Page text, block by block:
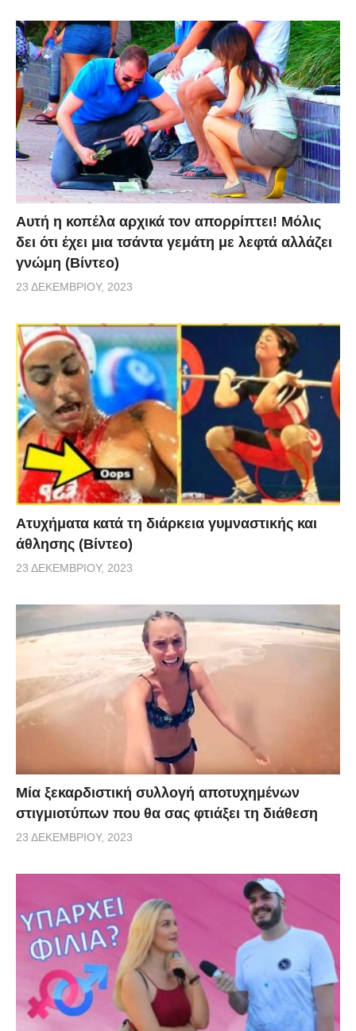
Αυτή η κοπέλα αρχικά τον απορρίπτει! Μόλις
δει ότι έχει μια τσάντα γεμάτη με λεφτά αλλάζει
γνώμη (Βίντεο)
23 ΔΕΚΕΜΒΡΊΟΥ, 2023
Aτυχήματα κατά τη διάρκεια γυμναστικής και
άθλησης (Βίντεο)
23 ΔΕΚΕΜΒΡΊΟΥ, 2023
Μία ξεκαρδιστική συλλογή αποτυχημένων
στιγμιοτύπων που θα σας φτιάξει τη διάθεση
23 ΔΕΚΕΜΒΡΊΟΥ, 2023